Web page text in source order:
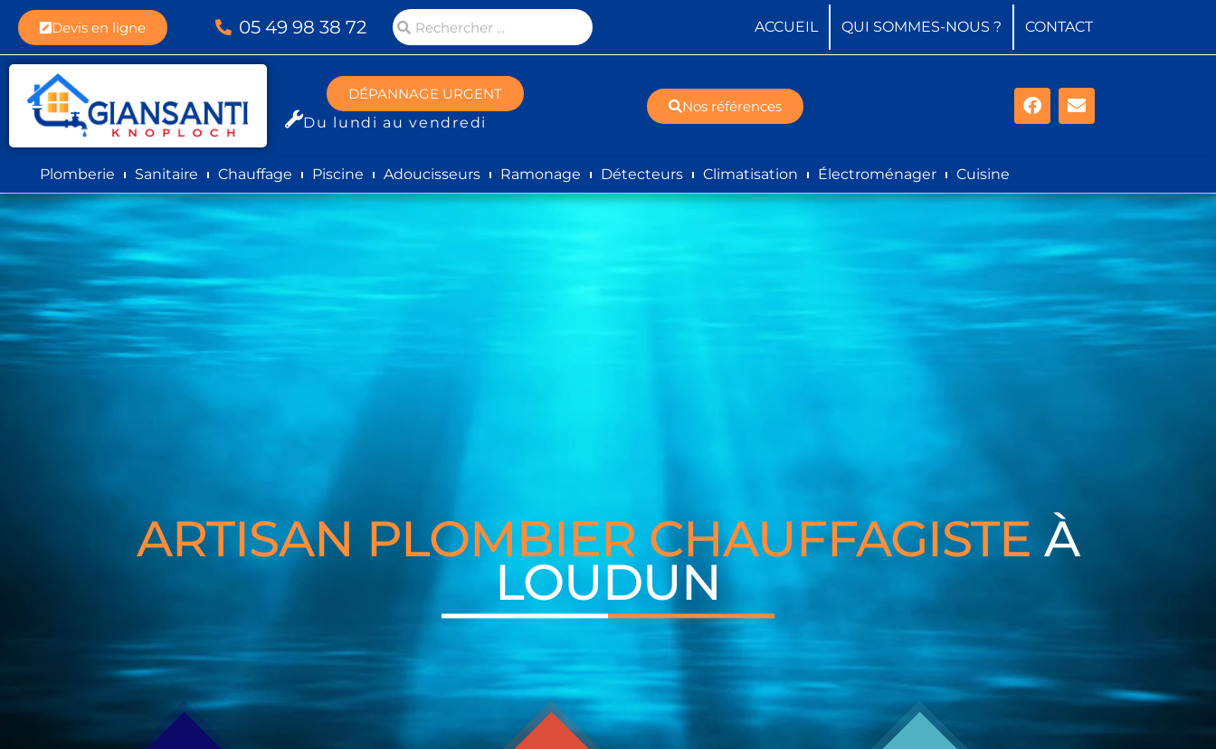
Devis en ligne 05 49 98 38 72 ACCUEIL QUI SOMMES-NOUS ? CONTACT
DÉPANNAGE URGENT
Du lundi au vendredi
Nos références
Plomberie Sanitaire Chauffage Piscine Adoucisseurs Ramonage Détecteurs Climatisation Électroménager Cuisine
ARTISAN PLOMBIER CHAUFFAGISTE À
LOUDUN